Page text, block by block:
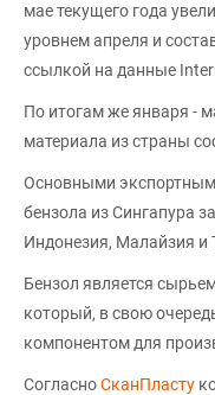
мае текущего года
уровнем апреля и
ссылкой на данные
По итогам же января -
материала из страны
Основными
бензола из Сингапура
Индонезия, Малайзия и
Бензол является
который, в свою
компонентом для
СогласноСканПласту